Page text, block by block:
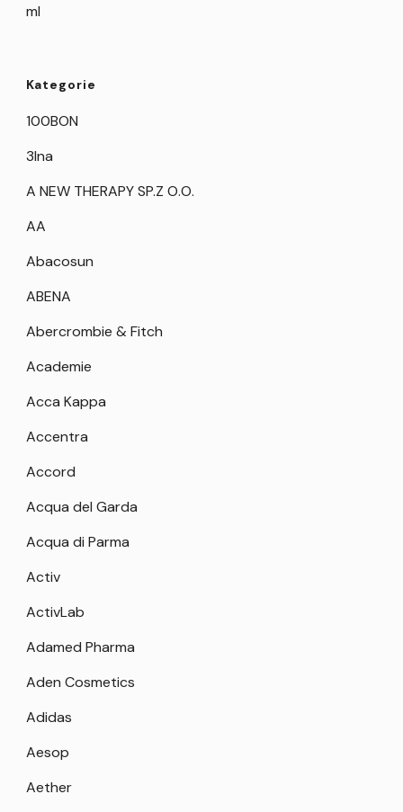
ml
Kategorie
100BON
3Ina
A NEW THERAPY SP.Z O.O.
AA
Abacosun
ABENA
Abercrombie & Fitch
Academie
Acca Kappa
Accentra
Accord
Acqua del Garda
Acqua di Parma
Activ
ActivLab
Adamed Pharma
Aden Cosmetics
Adidas
Aesop
Aether